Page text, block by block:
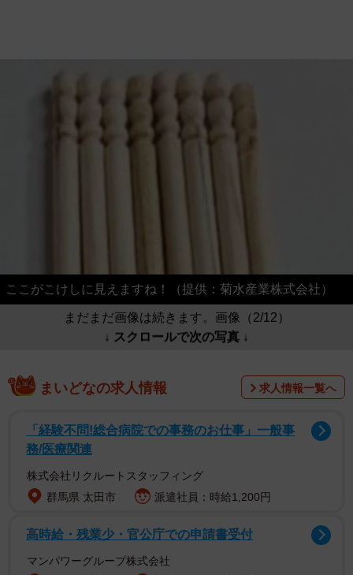
ここがこけしに見えますね！（提供：菊水産業株式会社）
まだまだ画像は続きます。画像（2/12）
↓ スクロールで次の写真 ↓
まいどなの求人情報 求人情報一覧へ
「経験不問!総合病院での事務のお仕事」一般事
務/医療関連
株式会社リクルートスタッフィング
群馬県 太田市
派遣社員：時給1,200円
高時給・残業少・官公庁での申請書受付
マンパワーグループ株式会社